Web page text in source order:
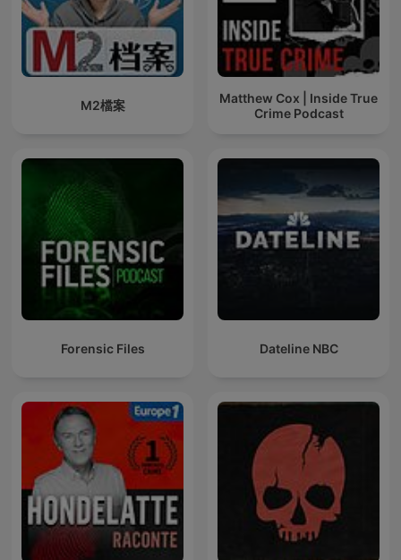
M2檔案
Matthew Cox | Inside True
Crime Podcast
Forensic Files Dateline NBC